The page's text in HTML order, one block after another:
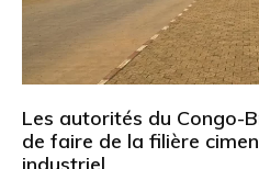
Les autorités du Congo-
de faire de la filière
industriel